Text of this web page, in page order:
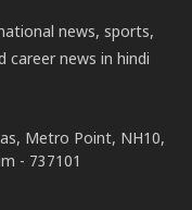
news, sports,
career news in hindi
Metro Point, NH10,
- 737101